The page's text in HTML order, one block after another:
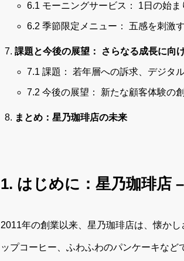
6.1 モーニングサービス： 1日の始ま
6.2 季節限定メニュー： 五感を刺激
課題と今後の展望： さらなる成長に向
7.1 課題： 若年層への訴求、デジタ
7.2 今後の展望： 新たな顧客体験の
まとめ：星乃珈琲店の未来
1. はじめに：星乃珈琲店
2011年の創業以来、星乃珈琲店は、懐か
ップコーヒー、ふわふわのパンケーキな